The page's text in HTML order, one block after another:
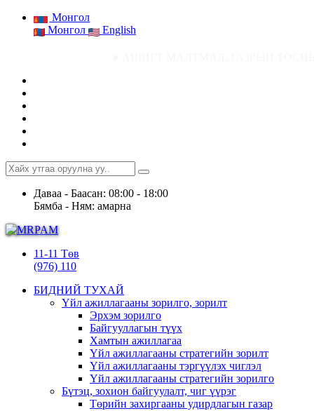
Монгол
Монгол
English
Даваа - Баасан: 08:00 - 18:00
Бямба - Ням: амарна
11-11 Төв
(976) 110
БИДНИЙ ТУХАЙ
Үйл ажиллагааны зорилго, зорилт
Эрхэм зорилго
Байгууллагын түүх
Хамтын ажиллагаа
Үйл ажиллагааны стратегийн зорилт
Үйл ажиллагааны тэргүүлэх чиглэл
Үйл ажиллагааны стратегийн зорилго
Бүтэц, зохион байгуулалт, чиг үүрэг
Төрийн захиргааны удирдлагын газар